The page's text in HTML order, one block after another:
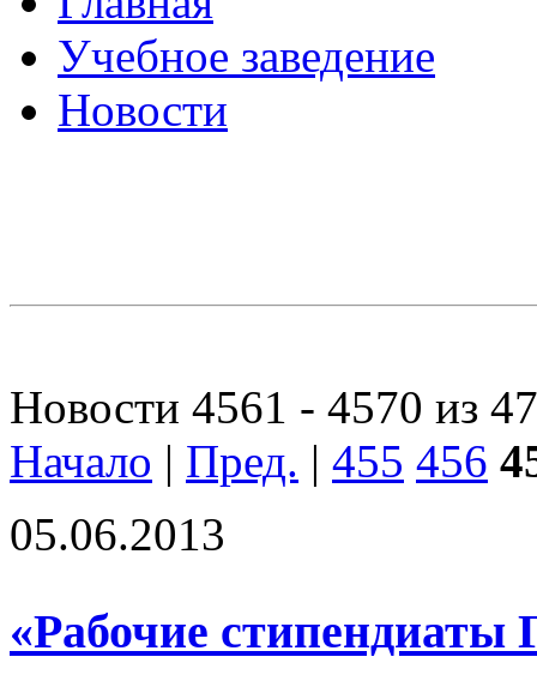
Учебное заведение
Новости
Новости 4561 - 4570 из
Начало | Пред. | 455 456
05.06.2013
«Рабочие стипендиаты